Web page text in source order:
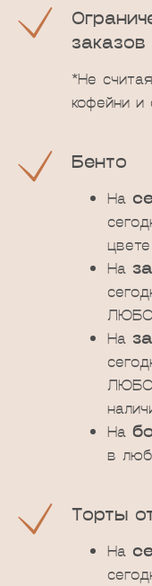
заказов
*Не
кофейни и
Бенто
На
На
На
На
в
Торты
На